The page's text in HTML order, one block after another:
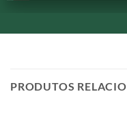
PRODUTOS